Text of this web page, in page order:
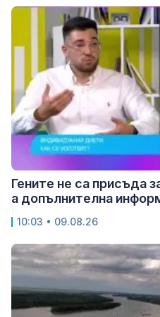
Гените не са присъда
а допълнителна
10:03 • 09.08.26